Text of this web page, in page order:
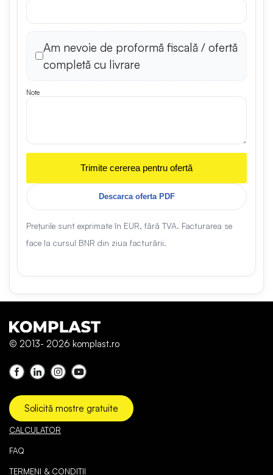
Am nevoie de proformă fiscală / ofertă
completă cu livrare
Note
Trimite cererea pentru ofertă
Descarca oferta PDF
Prețurile sunt exprimate în EUR, fără TVA. Facturarea se
face la cursul BNR din ziua facturării.
© 2013- 2026 komplast.ro
Solicită mostre gratuite
CALCULATOR
FAQ
TERMENI & CONDIȚII